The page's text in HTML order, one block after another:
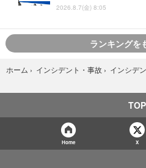
2026.8.7(金) 8:05
ランキングを
ホーム › インシデント・事故 › インシデ
TOP
Home X